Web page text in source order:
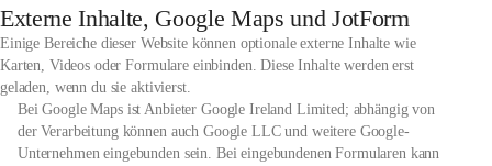
Externe Inhalte, Google Maps und JotForm
Einige Bereiche dieser Website können optionale externe Inhalte wie
Karten, Videos oder Formulare einbinden. Diese Inhalte werden erst
geladen, wenn du sie aktivierst.
Bei Google Maps ist Anbieter Google Ireland Limited; abhängig von
der Verarbeitung können auch Google LLC und weitere Google-
Unternehmen eingebunden sein. Bei eingebundenen Formularen kann